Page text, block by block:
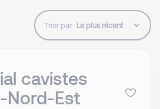
Trier par :
cavistes
Nord-Est